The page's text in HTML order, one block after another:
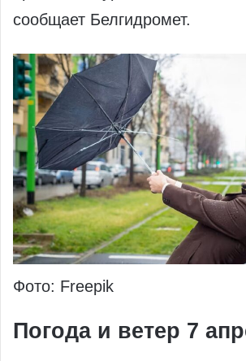
сообщает Белгидромет.
Фото: Freepik
Погода и ветер 7